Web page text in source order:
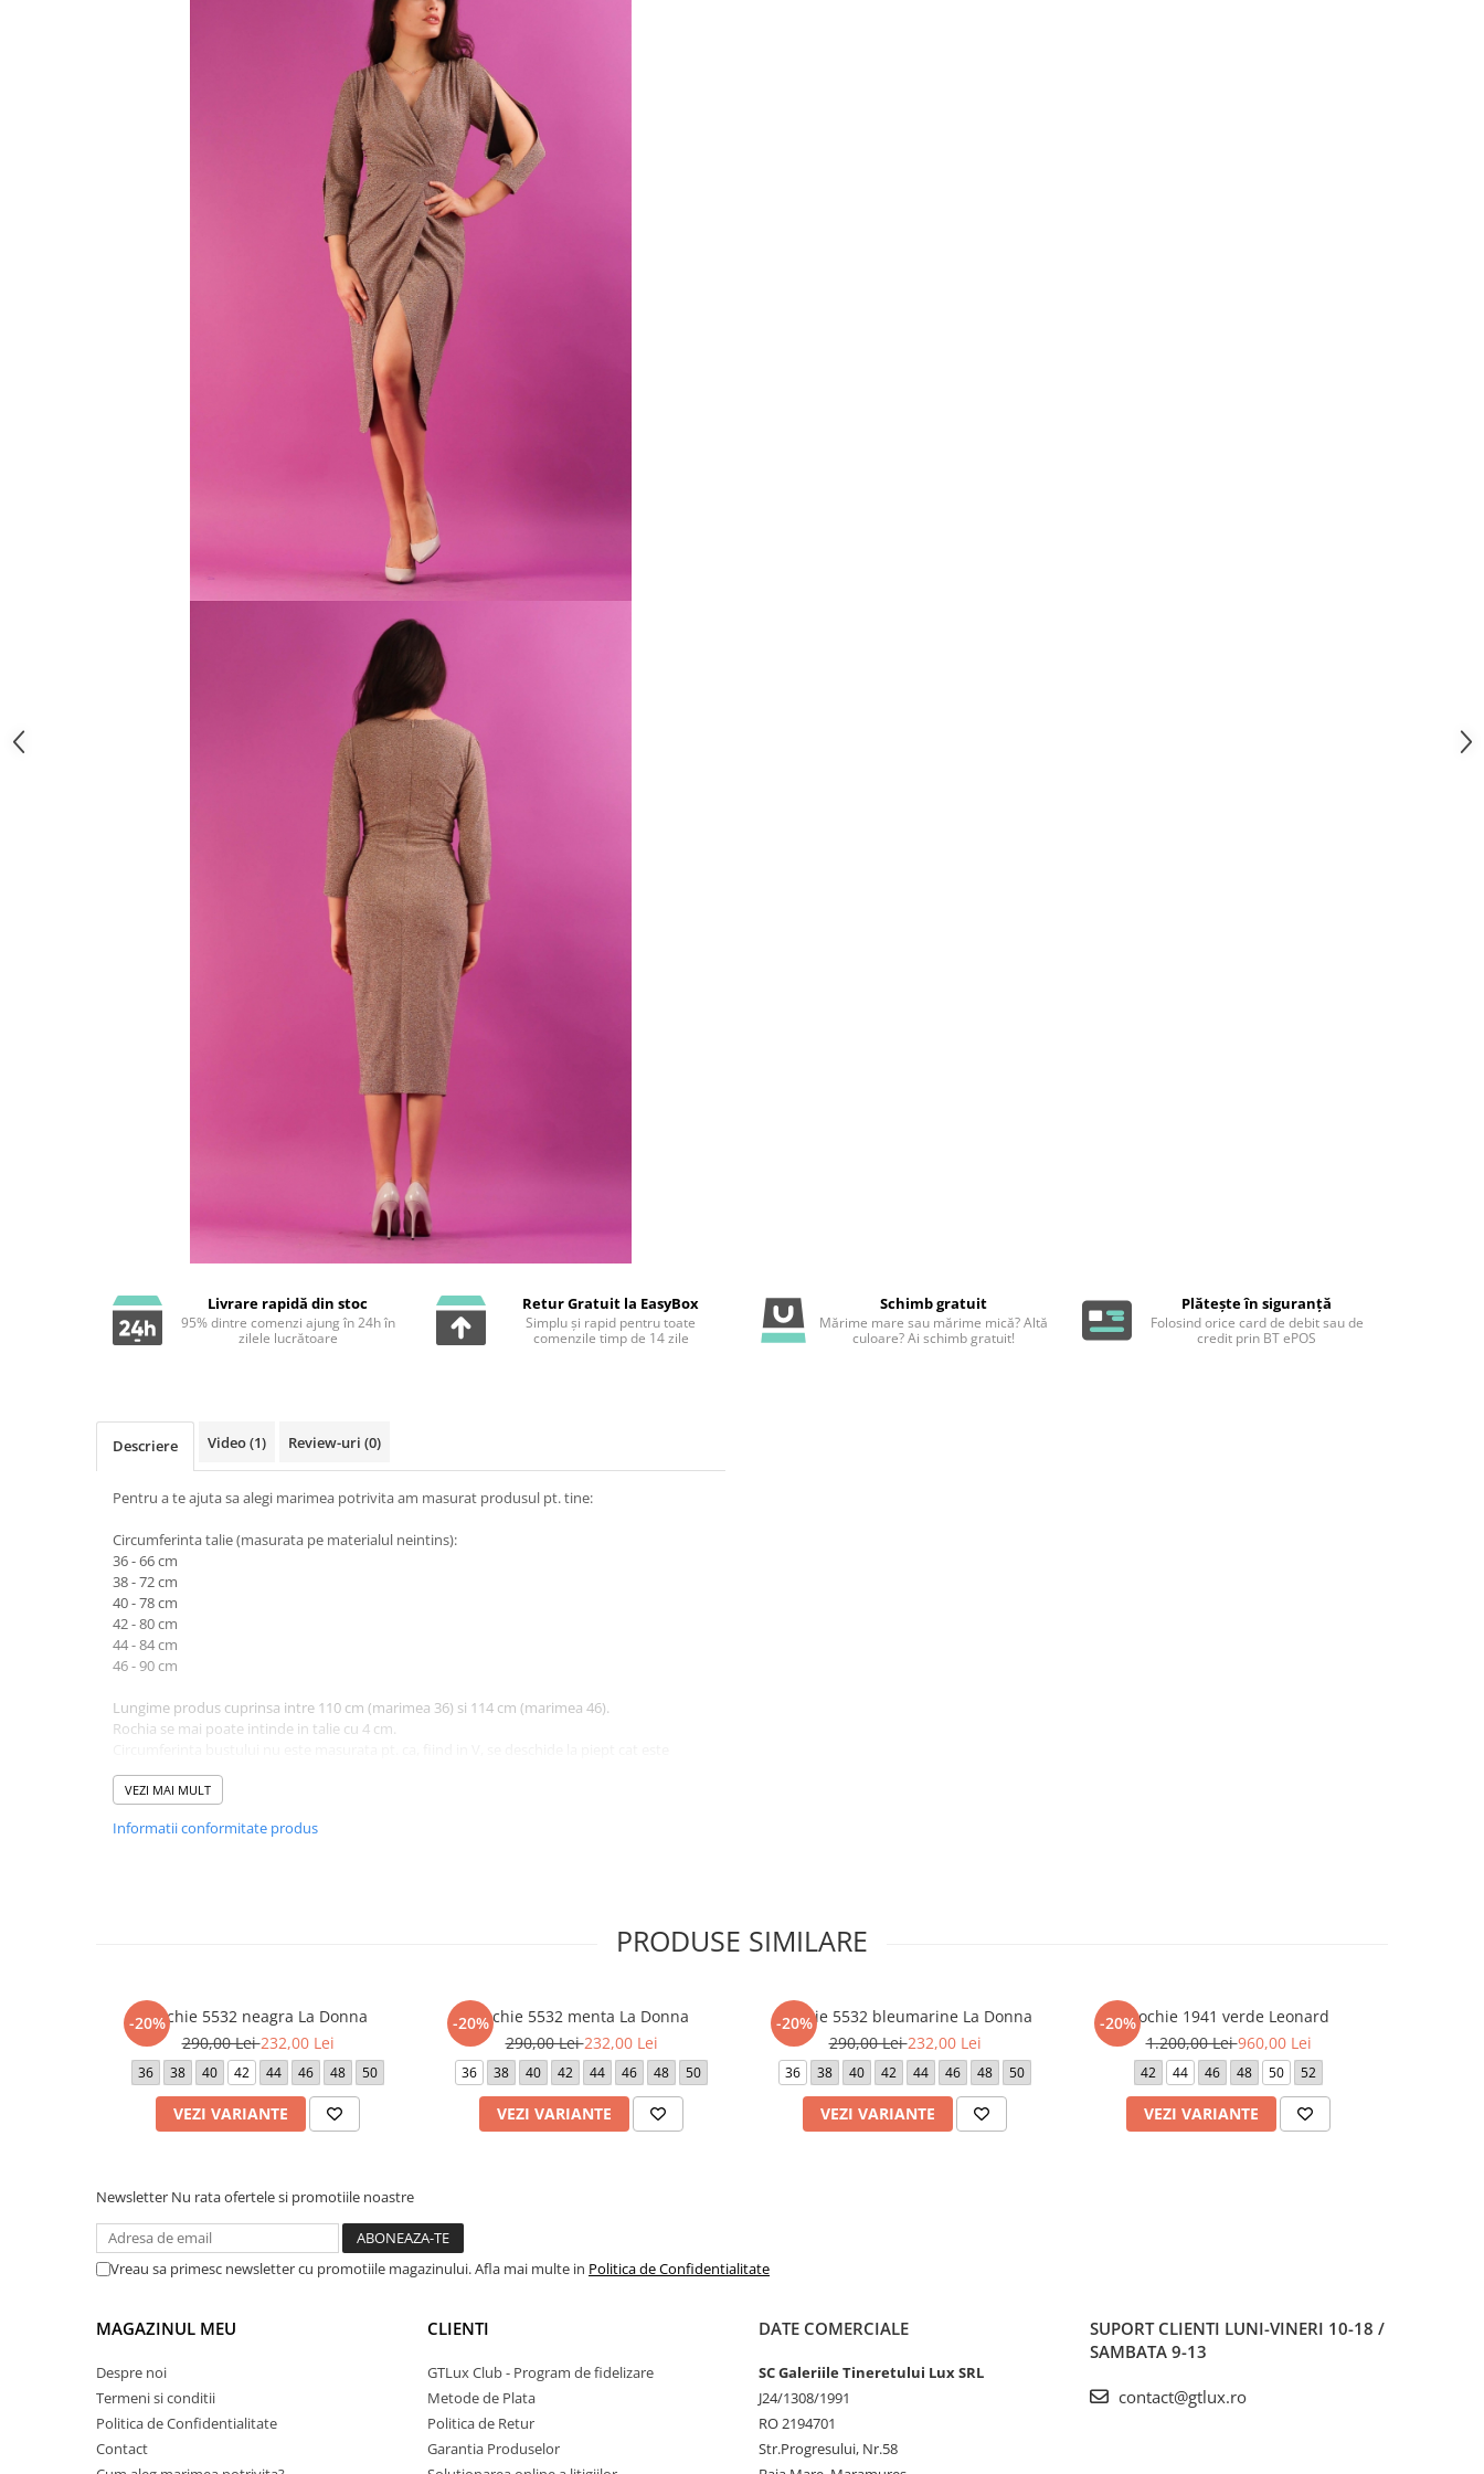
Livrare rapidă din stoc
95% dintre comenzi ajung în 24h în
zilele lucrătoare
Retur Gratuit la EasyBox
Simplu și rapid pentru toate
comenzile timp de 14 zile
Schimb gratuit
Mărime mare sau mărime mică? Altă
culoare? Ai schimb gratuit!
Plătește în siguranță
Folosind orice card de debit sau de
credit prin BT ePOS
Descriere Video(1) Review-uri (0)
Pentru a te ajuta sa alegi marimea potrivita am masurat produsul pt. tine:
Circumferinta talie (masurata pe materialul neintins):
36 - 66 cm
38 - 72 cm
40 - 78 cm
42 - 80 cm
44 - 84 cm
46 - 90 cm
Lungime produs cuprinsa intre 110 cm (marimea 36) si 114 cm (marimea 46).
Rochia se mai poate intinde in talie cu 4 cm.
necesar.
vizualizat.
VEZI MAI MULT
Informatii conformitate produs
PRODUSE SIMILARE
-20%Rochie 5532 neagra La Donna
290,00 Lei232,00 Lei
36 38 40 42 44 46 48 50
VEZI VARIANTE
-20%Rochie 5532 menta La Donna
290,00 Lei232,00 Lei
36 38 40 42 44 46 48 50
VEZI VARIANTE
-20%
Rochie 5532 bleumarine La Donna
290,00 Lei232,00 Lei
36 38 40 42 44 46 48 50
VEZI VARIANTE
-20%Rochie 1941 verde Leonard
1.200,00 Lei960,00 Lei
42 44 46 48 50 52
VEZI VARIANTE
Newsletter Nu rata ofertele si promotiile noastre
Vreau sa primesc newsletter cu promotiile magazinului. Afla mai multe in Politica de Confidentialitate
MAGAZINUL MEU
Despre noi
Termeni si conditii
Politica de Confidentialitate
Contact
CLIENTI
GTLux Club - Program de fidelizare
Metode de Plata
Politica de Retur
Garantia Produselor
DATE COMERCIALE
SC Galeriile Tineretului Lux SRL
J24/1308/1991
RO 2194701
Str.Progresului, Nr.58
SUPORT CLIENTI LUNI-VINERI 10-18 /
SAMBATA 9-13
contact@gtlux.ro